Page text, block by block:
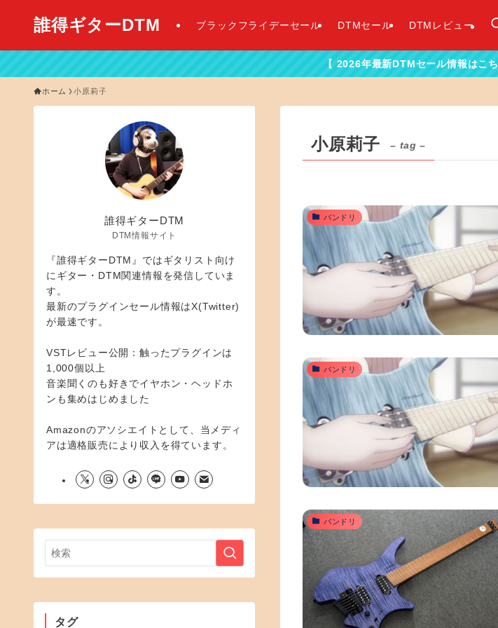
誰得ギターDTM ブラックフライデーセール DTMセール DTMレビュー
【 2026年最新DTMセール情報はこちらから！】
ホーム 小原莉子
小原莉子 – tag –
バンドリ
バンドリ
バンドリ
誰得ギターDTM
DTM情報サイト
『誰得ギターDTM』ではギタリスト向け
にギター・DTM関連情報を発信していま
す。
最新のプラグインセール情報はX(Twitter)
が最速です。
VSTレビュー公開：触ったプラグインは
1,000個以上
音楽聞くのも好きでイヤホン・ヘッドホ
ンも集めはじめました
Amazonのアソシエイトとして、当メディ
アは適格販売により収入を得ています。
タグ